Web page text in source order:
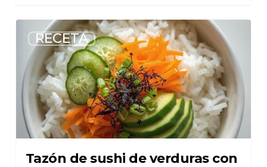
RECETA
Tazón de sushi de verduras con
5